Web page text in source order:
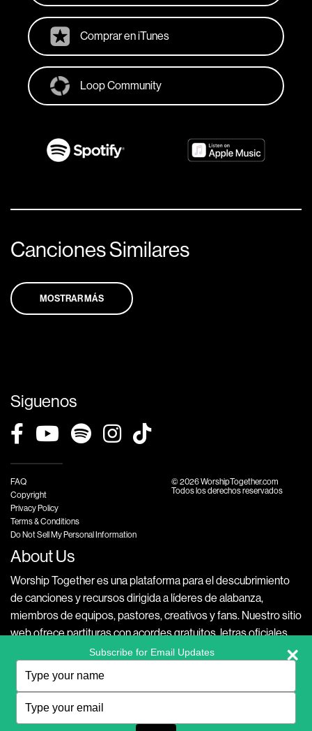
Comprar en iTunes
Loop Community
Canciones Similares
MOSTRAR MÁS
Siguenos
FAQ
Copyright
Privacy Policy
Terms & Conditions
Do Not Sell My Personal Information
© 2026 WorshipTogether.com
Todos los derechos reservados
About Us
Worship Together es una plataforma para el descubrimiento
de canciones y recursos dirigida a líderes de alabanza,
miembros de equipos, pastores, creativos y fans. Nuestro sitio
web ofrece partituras con acordes gratuitos, letras oficiales,
videos exclusivos con versiones accesibles de tus canciones
musicales, como integraciones con Planning Center, para
crear experiencias de alabanza y adoración significativas en
español, inglés y portugués.
Subscribe for Email Updates
your
name
your
email